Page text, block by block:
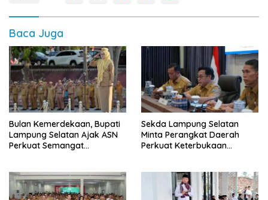
Baca Juga
Bulan Kemerdekaan, Bupati
Lampung Selatan Ajak ASN
Perkuat Semangat
Sekda Lampung Selatan
Minta Perangkat Daerah
Perkuat Keterbukaan